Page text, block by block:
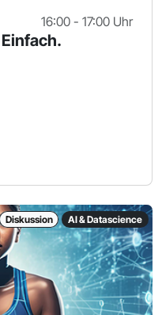
16:00 - 17:00 Uhr
Diskussion AI & Datascience